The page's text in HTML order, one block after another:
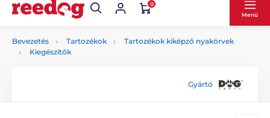
0
Menü
Bevezetés Tartozékok
Tartozékok kiképző nyakörvek
Kiegészítők
Gyártó